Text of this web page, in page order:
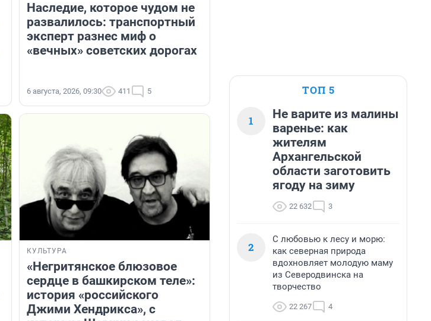
Наследие, которое чудом не
развалилось: транспортный
эксперт разнес миф о
«вечных» советских дорогах
6 августа, 2026, 09:30 411 5
КУЛЬТУРА
«Негритянское блюзовое
сердце в башкирском теле»:
история «российского
Джими Хендрикса», с
ТОП 5
1
Не варите из малины
варенье: как
жителям
Архангельской
области заготовить
ягоду на зиму
22 632 3
2
С любовью к лесу и морю:
как северная природа
вдохновляет молодую маму
из Северодвинска на
творчество
22 267 4